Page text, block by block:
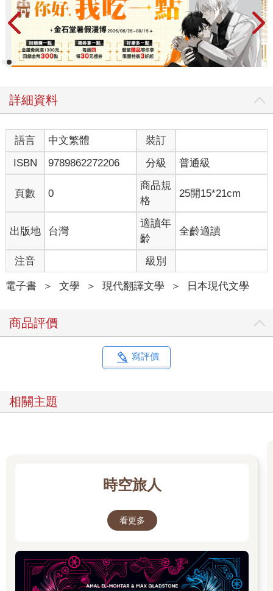
詳細資料
語言 中文繁體
裝訂
ISBN
9789862272206 分級 普通級
頁數 0
商品規
格
25開15*21cm
出版地 台灣
適讀年
齡
全齡適讀
注音 級別
電子書 ＞ 文學 ＞ 現代翻譯文學 ＞ 日本現代文學
商品評價
寫評價
相關主題
時空旅人
看更多